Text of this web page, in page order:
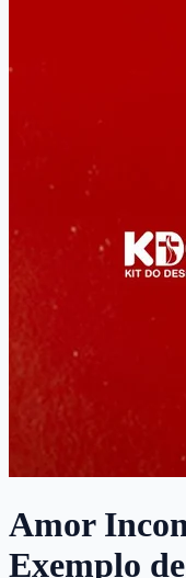
Amor
Exemplo